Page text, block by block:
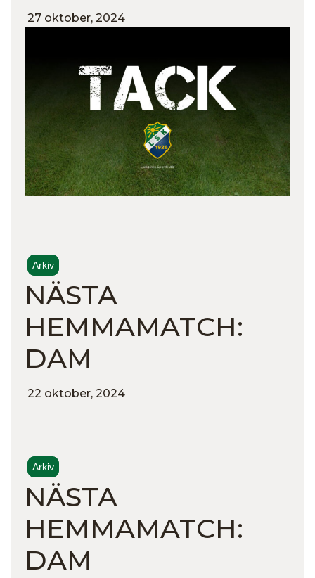
27 oktober, 2024
Arkiv
NÄSTA
HEMMAMATCH:
DAM
22 oktober, 2024
Arkiv
NÄSTA
HEMMAMATCH:
DAM